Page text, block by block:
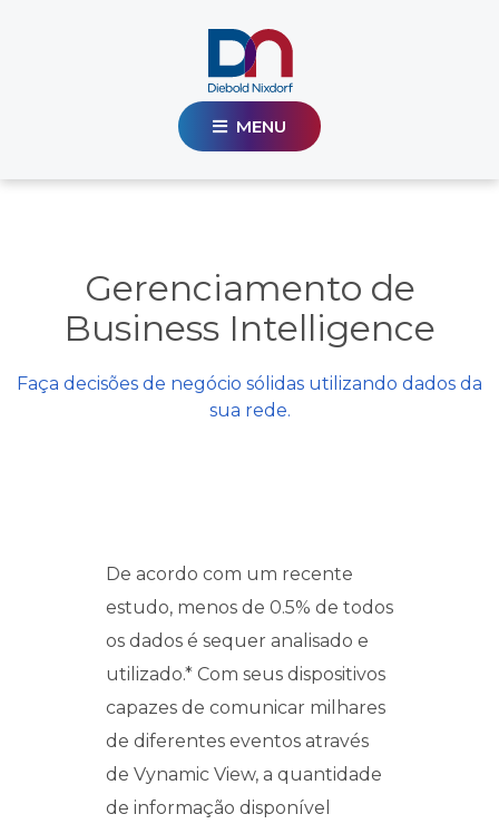
MENU
Gerenciamento de
Business Intelligence
Faça decisões de negócio sólidas utilizando dados da
sua rede.
De acordo com um recente
estudo, menos de 0.5% de todos
os dados é sequer analisado e
utilizado.* Com seus dispositivos
capazes de comunicar milhares
de diferentes eventos através
de Vynamic View, a quantidade
de informação disponível